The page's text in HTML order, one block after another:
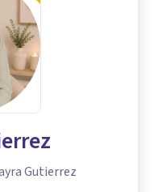
Gutierrez